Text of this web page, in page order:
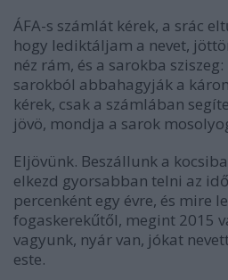
ÁFA-s számlát kérek, a srác
hogy lediktáljam a nevet,
néz rám, és a sarokba
sarokból abbahagyják a
kérek, csak a számlában
jövö, mondja a sarok
Eljövünk. Beszállunk a
elkezd gyorsabban telni az
percenként egy évre, és mire
fogaskerekűtől, megint 2015
vagyunk, nyár van, jókat
este.